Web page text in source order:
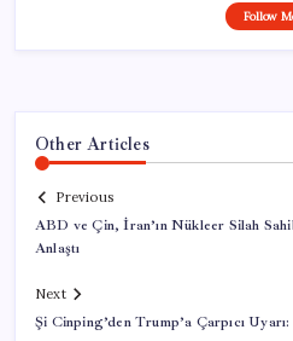
Follow
Other Articles
Previous
ABD ve Çin, İran’ın Nükleer Silah
Anlaştı
Next
Şi Cinping’den Trump’a Çarpıcı